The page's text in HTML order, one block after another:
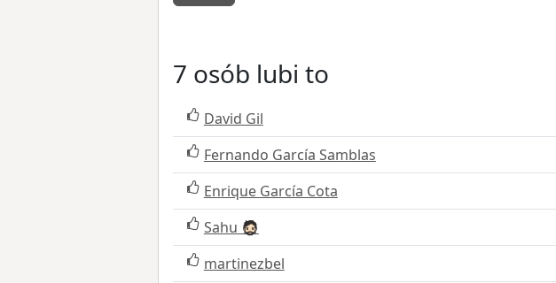
7 osób lubi to
David Gil
Fernando García Samblas
Enrique García Cota
Sahu 🧔🏻
martinezbel